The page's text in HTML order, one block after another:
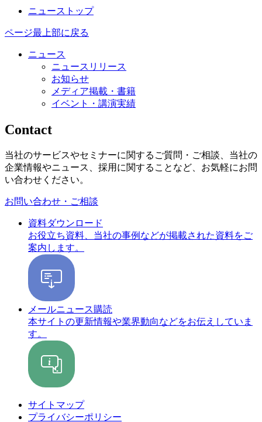
ニューストップ
ページ最上部に戻る
ニュース
ニュースリリース
お知らせ
メディア掲載・書籍
イベント・講演実績
Contact
当社のサービスやセミナーに関するご質問・ご相談、当社の
企業情報やニュース、採用に関することなど、お気軽にお問
い合わせください。
お問い合わせ・ご相談
資料ダウンロード
お役立ち資料、当社の事例などが掲載された資料をご
案内します。
メールニュース購読
本サイトの更新情報や業界動向などをお伝えしていま
す。
サイトマップ
プライバシーポリシー